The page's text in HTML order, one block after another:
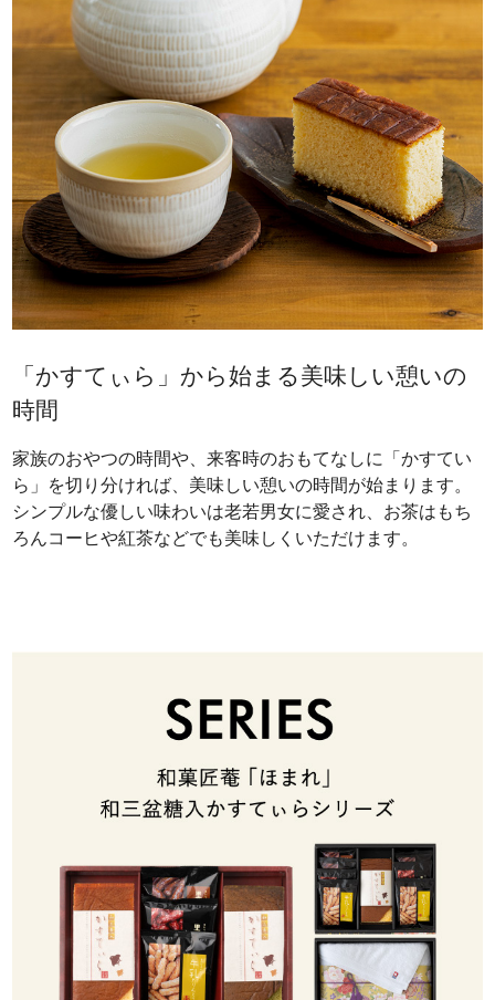
「かすてぃら」から始まる美味しい憩いの
時間
家族のおやつの時間や、来客時のおもてなしに「かすてい
ら」を切り分ければ、美味しい憩いの時間が始まります。
シンプルな優しい味わいは老若男女に愛され、お茶はもち
ろんコーヒや紅茶などでも美味しくいただけます。